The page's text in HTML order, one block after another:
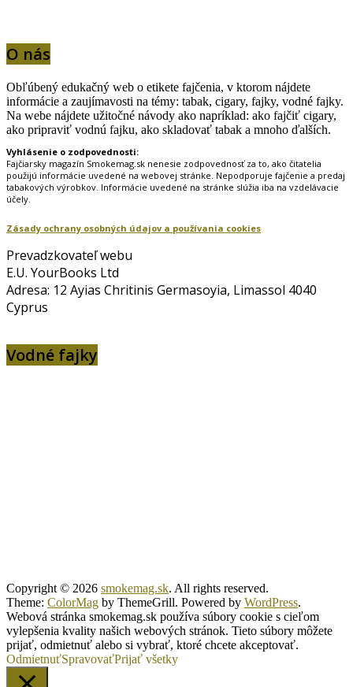
O nás
Obľúbený edukačný web o etikete fajčenia, v ktorom nájdete
informácie a zaujímavosti na témy: tabak, cigary, fajky, vodné fajky.
Na webe nájdete užitočné návody ako napríklad: ako fajčiť cigary,
ako pripraviť vodnú fajku, ako skladovať tabak a mnoho ďalších.
Vyhlásenie o zodpovednosti:
Fajčiarsky magazín Smokemag.sk nenesie zodpovednosť za to, ako čitatelia
použijú informácie uvedené na webovej stránke. Nepodporuje fajčenie a predaj
tabakových výrobkov. Informácie uvedené na stránke slúžia iba na vzdelávacie
účely.
Zásady ochrany osobných údajov a používania cookies
Prevadzkovateľ webu
E.U. YourBooks Ltd
Adresa: 12 Ayias Chritinis Germasoyia, Limassol 4040
Cyprus
Vodné fajky
Copyright © 2026 smokemag.sk. All rights reserved.
Theme: ColorMag by ThemeGrill. Powered by WordPress.
Webová stránka smokemag.sk používa súbory cookie s cieľom
vylepšenia kvality našich webových stránok. Tieto súbory môžete
prijať, odmietnuť alebo si vybrať, ktoré chcete akceptovať.
OdmietnuťSpravovaťPrijať všetky